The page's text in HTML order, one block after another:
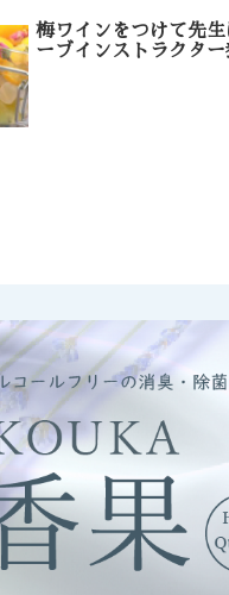
梅ワインをつけて先
ーブインストラクタ